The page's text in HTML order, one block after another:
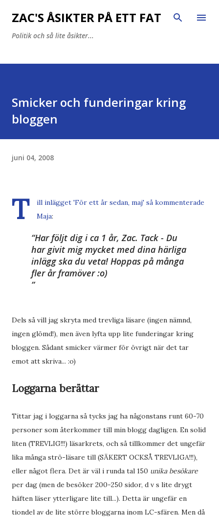
Fortsätt till huvudinnehåll
ZAC'S ÅSIKTER PÅ ETT FAT
Politik och så lite åsikter...
Smicker och funderingar kring
bloggen
juni 04, 2008
T ill inlägget 'För ett år sedan, maj' så kommenterade
Maja:
Har följt dig i ca 1 år, Zac. Tack - Du
har givit mig mycket med dina härliga
inlägg ska du veta! Hoppas på många
fler år framöver :o)
Dels så vill jag skryta med trevliga läsare (ingen nämnd,
ingen glömd!), men även lyfta upp lite funderingar kring
bloggen. Sådant smicker värmer för övrigt när det tar
emot att skriva... :o)
Loggarna berättar
Tittar jag i loggarna så tycks jag ha någonstans runt 60-70
personer som återkommer till min blogg dagligen. En solid
liten (TREVLIG!!!) läsarkrets, och så tillkommer det ungefär
lika många strö-läsare till (SÄKERT OCKSÅ TREVLIGA!!!),
eller något flera. Det är väl i runda tal 150 unika besökare
per dag (men de besöker 200-250 sidor, d v s lite drygt
häften läser ytterligare lite till...). Detta är ungefär en
tiondel av de lite större bloggarna inom LC-sfären. Men då